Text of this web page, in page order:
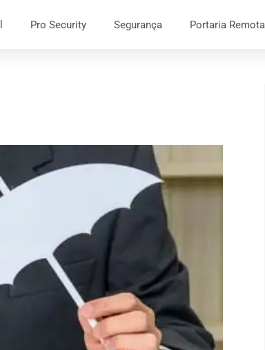
Pro Security Segurança Portaria Remota